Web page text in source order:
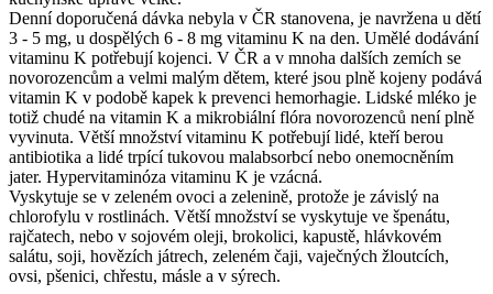
Denní doporučená dávka nebyla v ČR stanovena, je navržena u dětí
3 - 5 mg, u dospělých 6 - 8 mg vitaminu K na den. Umělé dodávání
vitaminu K potřebují kojenci. V ČR a v mnoha dalších zemích se
novorozencům a velmi malým dětem, které jsou plně kojeny podává
vitamin K v podobě kapek k prevenci hemorhagie. Lidské mléko je
totiž chudé na vitamin K a mikrobiální flóra novorozenců není plně
vyvinuta. Větší množství vitaminu K potřebují lidé, kteří berou
antibiotika a lidé trpící tukovou malabsorbcí nebo onemocněním
jater. Hypervitaminóza vitaminu K je vzácná.
Vyskytuje se v zeleném ovoci a zelenině, protože je závislý na
chlorofylu v rostlinách. Větší množství se vyskytuje ve špenátu,
rajčatech, nebo v sojovém oleji, brokolici, kapustě, hlávkovém
salátu, soji, hovězích játrech, zeleném čaji, vaječných žloutcích,
ovsi, pšenici, chřestu, másle a v sýrech.